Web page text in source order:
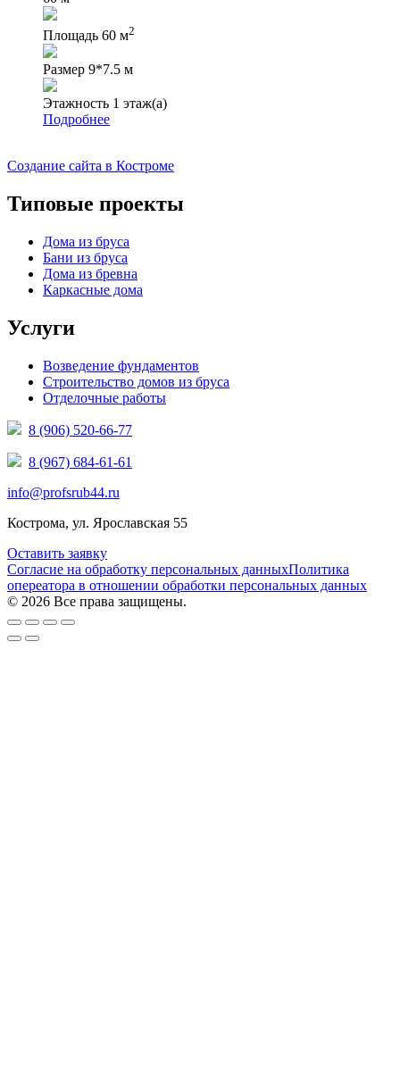
Площадь 60 м2
Размер 9*7.5 м
Этажность 1 этаж(а)
Подробнее
Создание сайта в Костроме
Типовые проекты
Дома из бруса
Бани из бруса
Дома из бревна
Каркасные дома
Услуги
Возведение фундаментов
Строительство домов из бруса
Отделочные работы
8 (906) 520-66-77
8 (967) 684-61-61
info@profsrub44.ru
Кострома, ул. Ярославская 55
Оставить заявку
Согласие на обработку персональных данныхПолитика
опереатора в отношении обработки персональных данных
© 2026 Все права защищены.